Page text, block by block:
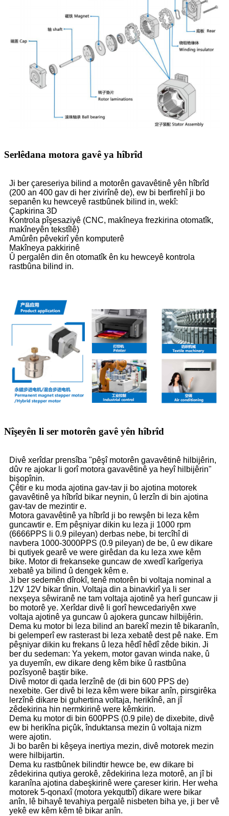
Serlêdana motora gavê ya hîbrîd
Ji ber çareseriya bilind a motorên gavavêtinê yên hîbrîd
(200 an 400 gav di her zivirînê de), ew bi berfirehî ji bo
sepanên ku hewceyê rastbûnek bilind in, wekî:
Çapkirina 3D
Kontrola pîşesaziyê (CNC, makîneya frezkirina otomatîk,
makîneyên tekstîlê)
Amûrên pêvekirî yên komputerê
Makîneya pakkirinê
Û pergalên din ên otomatîk ên ku hewceyê kontrola
rastbûna bilind in.
Nîşeyên li ser motorên gavê yên hîbrîd
Divê xerîdar prensîba "pêşî motorên gavavêtinê hilbijêrin,
dûv re ajokar li gorî motora gavavêtinê ya heyî hilbijêrin"
bişopînin.
Çêtir e ku moda ajotina gav-tav ji bo ajotina motorek
gavavêtinê ya hîbrîd bikar neynin, û lerzîn di bin ajotina
gav-tav de mezintir e.
Motora gavavêtinê ya hîbrîd ji bo rewşên bi leza kêm
guncawtir e. Em pêşniyar dikin ku leza ji 1000 rpm
(6666PPS li 0.9 pileyan) derbas nebe, bi tercîhî di
navbera 1000-3000PPS (0.9 pileyan) de be, û ew dikare
bi qutiyek gearê ve were girêdan da ku leza xwe kêm
bike. Motor di frekanseke guncaw de xwedî karîgeriya
xebatê ya bilind û dengek kêm e.
Ji ber sedemên dîrokî, tenê motorên bi voltaja nominal a
12V 12V bikar tînin. Voltaja din a binavkirî ya li ser
nexşeya sêwiranê ne tam voltaja ajotinê ya herî guncaw ji
bo motorê ye. Xerîdar divê li gorî hewcedariyên xwe
voltaja ajotinê ya guncaw û ajokera guncaw hilbijêrin.
Dema ku motor bi leza bilind an barekî mezin tê bikaranîn,
bi gelemperî ew rasterast bi leza xebatê dest pê nake. Em
pêşniyar dikin ku frekans û leza hêdî hêdî zêde bikin. Ji
ber du sedeman: Ya yekem, motor gavan winda nake, û
ya duyemîn, ew dikare deng kêm bike û rastbûna
pozîsyonê baştir bike.
Divê motor di qada lerzînê de (di bin 600 PPS de)
nexebite. Ger divê bi leza kêm were bikar anîn, pirsgirêka
lerzînê dikare bi guhertina voltaja, herikînê, an jî
zêdekirina hin nermkirinê were kêmkirin.
Dema ku motor di bin 600PPS (0.9 pile) de dixebite, divê
ew bi herikîna piçûk, înduktansa mezin û voltaja nizm
were ajotin.
Ji bo barên bi kêşeya inertiya mezin, divê motorek mezin
were hilbijartin.
Dema ku rastbûnek bilindtir hewce be, ew dikare bi
zêdekirina qutiya gerokê, zêdekirina leza motorê, an jî bi
karanîna ajotina dabeşkirinê were çareser kirin. Her weha
motorek 5-qonaxî (motora yekqutbî) dikare were bikar
anîn, lê bihayê tevahiya pergalê nisbeten biha ye, ji ber vê
yekê ew kêm kêm tê bikar anîn.